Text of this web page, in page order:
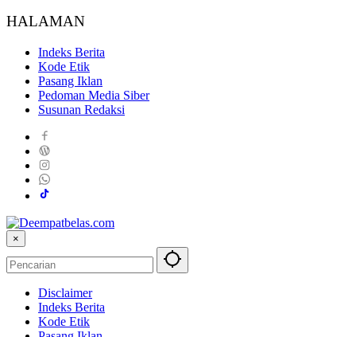
HALAMAN
Indeks Berita
Kode Etik
Pasang Iklan
Pedoman Media Siber
Susunan Redaksi
×
Disclaimer
Indeks Berita
Kode Etik